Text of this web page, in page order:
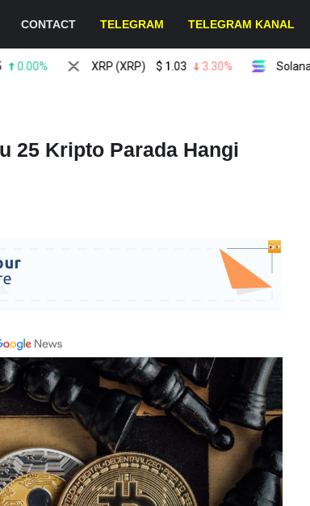
CONTACT TELEGRAM TELEGRAM KANAL
XRP (XRP) $1.03 3.30% Solana (SOL)
25 Kripto Parada Hangi